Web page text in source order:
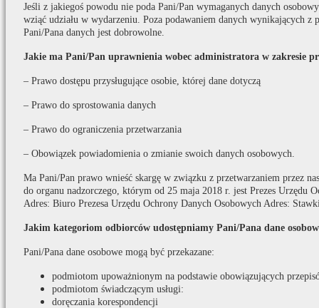
Jeśli z jakiegoś powodu nie poda Pani/Pan wymaganych danych
wziąć udziału w wydarzeniu. Poza podawaniem danych wynikających z
Pani/Pana danych jest dobrowolne.
Jakie ma Pani/Pan uprawnienia wobec administratora w zakresie
– Prawo dostępu przysługujące osobie, której dane dotyczą
– Prawo do sprostowania danych
– Prawo do ograniczenia przetwarzania
– Obowiązek powiadomienia o zmianie swoich danych osobowych.
Ma Pani/Pan prawo wnieść skargę w związku z przetwarzaniem przez
do organu nadzorczego, którym od 25 maja 2018 r. jest Prezes Urzędu
Adres: Biuro Prezesa Urzędu Ochrony Danych Osobowych Adres:
Jakim kategoriom odbiorców udostępniamy Pani/Pana dane
Pani/Pana dane osobowe mogą być przekazane:
podmiotom upoważnionym na podstawie obowiązujących
podmiotom świadczącym usługi:
doręczania korespondencji